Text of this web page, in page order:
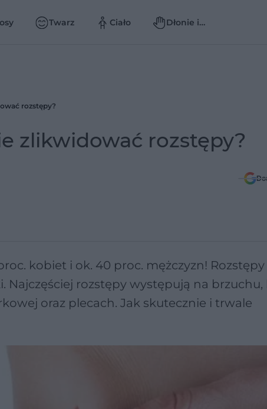
Twarz Ciało
Dłonie i
rozstępy?
zlikwidować rozstępy?
kobiet i ok. 40 proc. mężczyzn!
Najczęściej rozstępy występują na brzuchu,
oraz plecach. Jak skutecznie i trwale